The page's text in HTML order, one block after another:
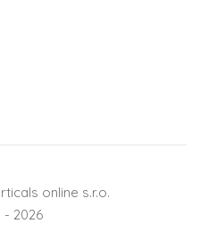
online s.r.o.
- 2026